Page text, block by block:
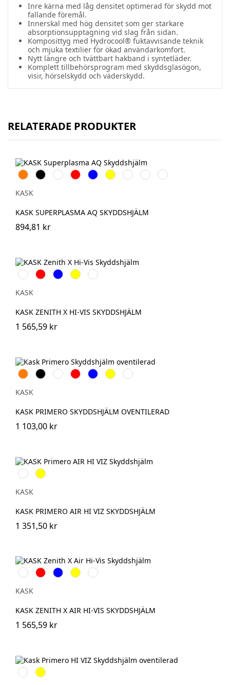
Inre kärna med låg densitet optimerad för skydd mot
fallande föremål.
Innerskal med hög densitet som ger starkare
absorptionsupptagning vid slag från sidan.
Komposittyg med Hydrocool® fuktavvisande teknik
och mjuka textilier för ökad användarkomfort.
Nytt längre och tvättbart hakband i syntetläder.
Komplett tillbehörsprogram med skyddsglasögon,
visir, hörselskydd och väderskydd.
RELATERADE PRODUKTER
Orange
Svart Vit Röd Blå Gul Grön Mörkgrön
Ljusblå
KASK
KASK SUPERPLASMA AQ SKYDDSHJÄLM
894,81 kr
Vit Röd Blå Gul
Grön
KASK
KASK ZENITH X HI-VIS SKYDDSHJÄLM
1 565,59 kr
Orange
Svart Vit Röd Blå Gul
Grön
KASK
KASK PRIMERO SKYDDSHJÄLM OVENTILERAD
1 103,00 kr
Vit
Gul
KASK
KASK PRIMERO AIR HI VIZ SKYDDSHJÄLM
1 351,50 kr
Vit Röd Blå Gul
Grön
KASK
KASK ZENITH X AIR HI-VIS SKYDDSHJÄLM
1 565,59 kr
Vit Gul